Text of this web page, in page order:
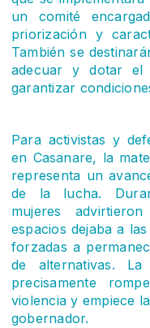
un comité
priorización y
También se
adecuar y dotar el
garantizar
Para activistas y
en Casanare, la
representa un
de la lucha.
mujeres
espacios dejaba a
forzadas a
de alternativas.
precisamente
violencia y empiece
gobernador.